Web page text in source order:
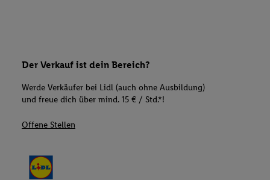
Der Verkauf ist dein Bereich?
Werde Verkäufer bei Lidl (auch ohne Ausbildung)
und freue dich über mind. 15 € / Std.*!
Offene Stellen